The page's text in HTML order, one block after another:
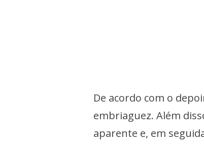
De acordo com o
embriaguez. Além
aparente e, em